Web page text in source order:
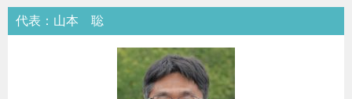
ビ
ゲ
代表：山本 聡